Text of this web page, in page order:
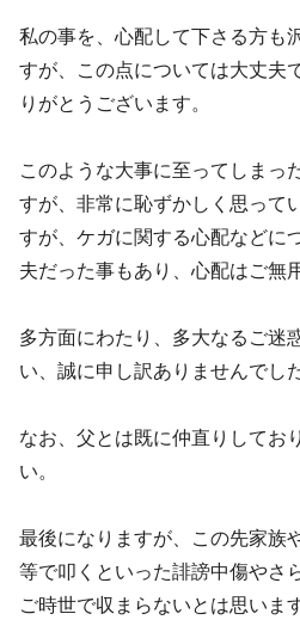
私の事を、心配して下さる方も
すが、この点については大丈夫
りがとうございます。
このような大事に至ってしまっ
すが、非常に恥ずかしく思って
すが、ケガに関する心配などに
夫だった事もあり、心配はご無
多方面にわたり、多大なるご迷
い、誠に申し訳ありませんでした
なお、父とは既に仲直りしてお
い。
最後になりますが、この先家族
等で叩くといった誹謗中傷やさ
ご時世で収まらないとは思いま